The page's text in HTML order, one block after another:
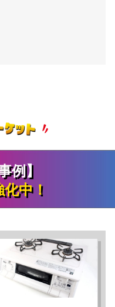
例】
中！